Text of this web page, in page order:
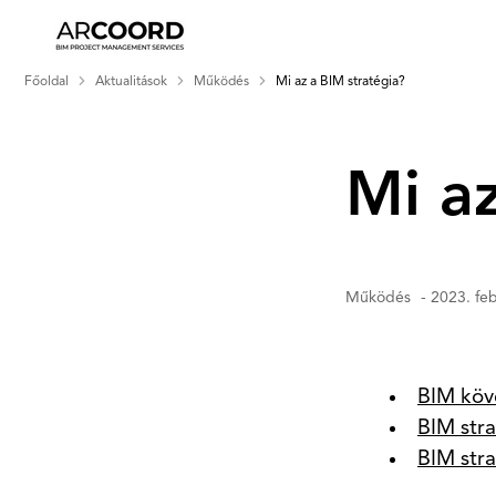
Főoldal Aktualitások Működés Mi az a BIM stratégia?
Mi
Működés - 2023.
BIM
BIM
BIM